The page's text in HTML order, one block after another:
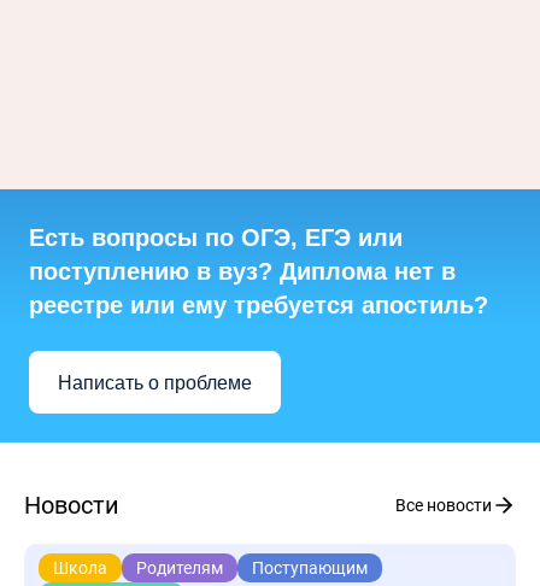
лучше и создать условия для успешного развития каждого
Есть вопросы по ОГЭ, ЕГЭ или
поступлению в вуз? Диплома нет в
реестре или ему требуется апостиль?
Написать о проблеме
Новости Все новости
Школа Родителям
Поступающим